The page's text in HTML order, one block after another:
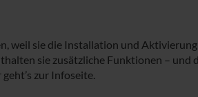
weil sie die Installation und
sie zusätzliche Funktionen – und
zur Infoseite.